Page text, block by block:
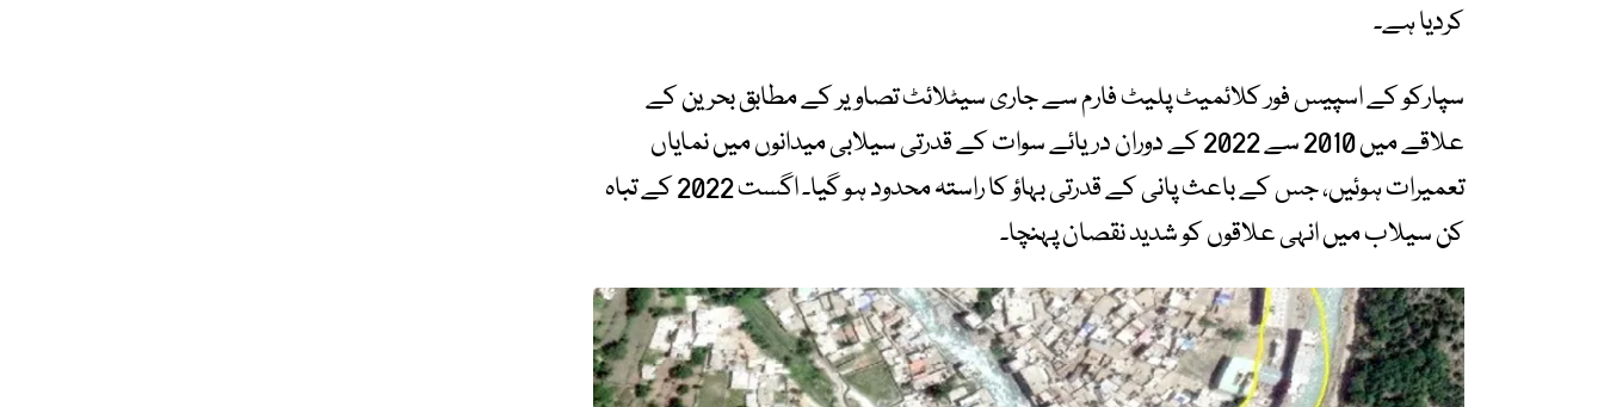
کردیا ہے۔
سپارکو کے اسپیس فور کلائمیٹ پلیٹ فارم سے جاری سیٹلائٹ تصاویر کے مطابق بحرین کے
علاقے میں 2010 سے 2022 کے دوران دریائے سوات کے قدرتی سیلابی میدانوں میں نمایاں
تعمیرات ہوئیں، جس کے باعث پانی کے قدرتی بہاؤ کا راستہ محدود ہو گیا۔ اگست 2022 کے تباہ
کن سیلاب میں انہی علاقوں کو شدید نقصان پہنچا۔